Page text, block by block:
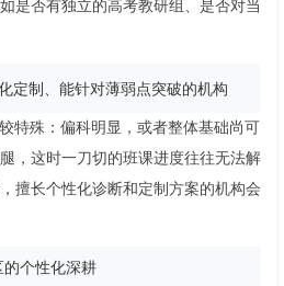
否有独立的高考教研组、是否对当
定制、能针对薄弱点突破的机构
特殊：偏科明显，或者整体基础尚可
，这时一刀切的班课进度往往无法解
擅长个性化诊断和定制方案的机构会
个性化深耕